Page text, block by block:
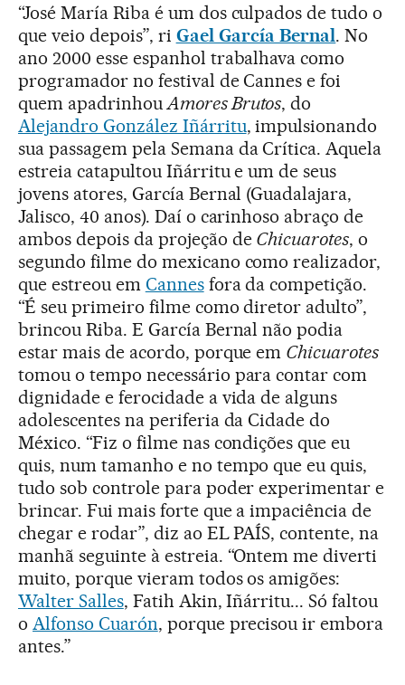
“José María Riba é um dos culpados de tudo o
que veio depois”, ri Gael García Bernal. No
ano 2000 esse espanhol trabalhava como
programador no festival de Cannes e foi
quem apadrinhou Amores Brutos, do
Alejandro González Iñárritu, impulsionando
sua passagem pela Semana da Crítica. Aquela
estreia catapultou Iñárritu e um de seus
jovens atores, García Bernal (Guadalajara,
Jalisco, 40 anos). Daí o carinhoso abraço de
ambos depois da projeção de Chicuarotes, o
segundo filme do mexicano como realizador,
que estreou em Cannesfora da competição.
“É seu primeiro filme como diretor adulto”,
brincou Riba. E García Bernal não podia
estar mais de acordo, porque em Chicuarotes
tomou o tempo necessário para contar com
dignidade e ferocidade a vida de alguns
adolescentes na periferia da Cidade do
México. “Fiz o filme nas condições que eu
quis, num tamanho e no tempo que eu quis,
tudo sob controle para poder experimentar e
brincar. Fui mais forte que a impaciência de
chegar e rodar”, diz ao EL PAÍS, contente, na
manhã seguinte à estreia. “Ontem me diverti
muito, porque vieram todos os amigões:
Walter Salles, Fatih Akin, Iñárritu... Só faltou
o Alfonso Cuarón, porque precisou ir embora
antes.”